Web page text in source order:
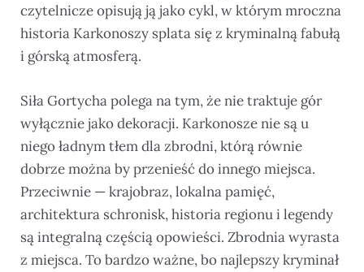
czytelnicze opisują ją jako cykl, w którym mroczna
historia Karkonoszy splata się z kryminalną fabułą
i górską atmosferą.
Siła Gortycha polega na tym, że nie traktuje gór
wyłącznie jako dekoracji. Karkonosze nie są u
niego ładnym tłem dla zbrodni, którą równie
dobrze można by przenieść do innego miejsca.
Przeciwnie — krajobraz, lokalna pamięć,
architektura schronisk, historia regionu i legendy
są integralną częścią opowieści. Zbrodnia wyrasta
z miejsca. To bardzo ważne, bo najlepszy kryminał